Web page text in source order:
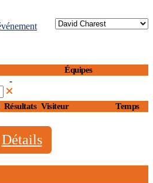
Équipes
-
Résultats Visiteur Temps
Détails